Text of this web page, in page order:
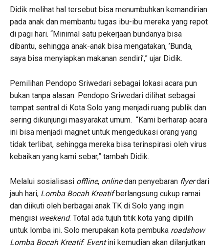
Didik melihat hal tersebut bisa menumbuhkan kemandirian
pada anak dan membantu tugas ibu-ibu mereka yang repot
di pagi hari. “Minimal satu pekerjaan bundanya bisa
dibantu, sehingga anak-anak bisa mengatakan, ’Bunda,
saya bisa menyiapkan makanan sendiri’,” ujar Didik.
Pemilihan Pendopo Sriwedari sebagai lokasi acara pun
bukan tanpa alasan. Pendopo Sriwedari dilihat sebagai
tempat sentral di Kota Solo yang menjadi ruang publik dan
sering dikunjungi masyarakat umum. “Kami berharap acara
ini bisa menjadi magnet untuk mengedukasi orang yang
tidak terlibat, sehingga mereka bisa terinspirasi oleh virus
kebaikan yang kami sebar,” tambah Didik.
Melalui sosialisasi offline, onlinedan penyebaran flyerdari
jauh hari, Lomba Bocah Kreatifberlangsung cukup ramai
dan diikuti oleh berbagai anak TK di Solo yang ingin
mengisi weekend. Total ada tujuh titik kota yang dipilih
untuk lomba ini. Solo merupakan kota pembuka roadshow
Lomba Bocah Kreatif. Eventini kemudian akan dilanjutkan